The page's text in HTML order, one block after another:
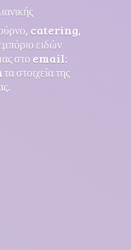
catering,
ειδών
μας στο email:
τα στοιχεία της